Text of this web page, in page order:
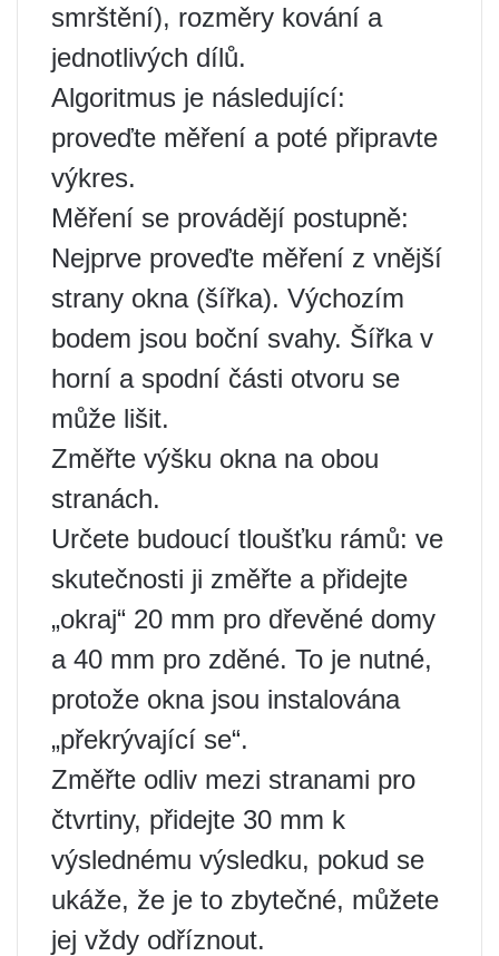
smrštění), rozměry kování a
jednotlivých dílů.
Algoritmus je následující:
proveďte měření a poté připravte
výkres.
Měření se provádějí postupně:
Nejprve proveďte měření z vnější
strany okna (šířka). Výchozím
bodem jsou boční svahy. Šířka v
horní a spodní části otvoru se
může lišit.
Změřte výšku okna na obou
stranách.
Určete budoucí tloušťku rámů: ve
skutečnosti ji změřte a přidejte
„okraj“ 20 mm pro dřevěné domy
a 40 mm pro zděné. To je nutné,
protože okna jsou instalována
„překrývající se“.
Změřte odliv mezi stranami pro
čtvrtiny, přidejte 30 mm k
výslednému výsledku, pokud se
ukáže, že je to zbytečné, můžete
jej vždy odříznout.